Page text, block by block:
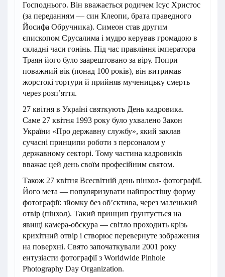
Господнього. Він вважається родичем Ісус Христос
(за переданням — син Клеопи, брата праведного
Йосифа Обручника). Симеон став другим
єпископом Єрусалима і мудро керував громадою в
складні часи гонінь. Під час правління імператора
Траян його було заарештовано за віру. Попри
поважний вік (понад 100 років), він витримав
жорстокі тортури й прийняв мученицьку смерть
через розп’яття.
27 квітня в Україні святкують День кадровика.
Саме 27 квітня 1993 року було ухвалено Закон
України «Про державну службу», який заклав
сучасні принципи роботи з персоналом у
державному секторі. Тому частина кадровиків
вважає цей день своїм професійним святом.
Також 27 квітня Всесвітній день пінхол- фотографії.
Його мета — популяризувати найпростішу форму
фотографії: зйомку без об’єктива, через маленький
отвір (пінхол). Такий принцип ґрунтується на
явищі камера-обскура — світло проходить крізь
крихітний отвір і створює перевернуте зображення
на поверхні. Свято започаткували 2001 року
ентузіасти фотографії з Worldwide Pinhole
Photography Day Organization.